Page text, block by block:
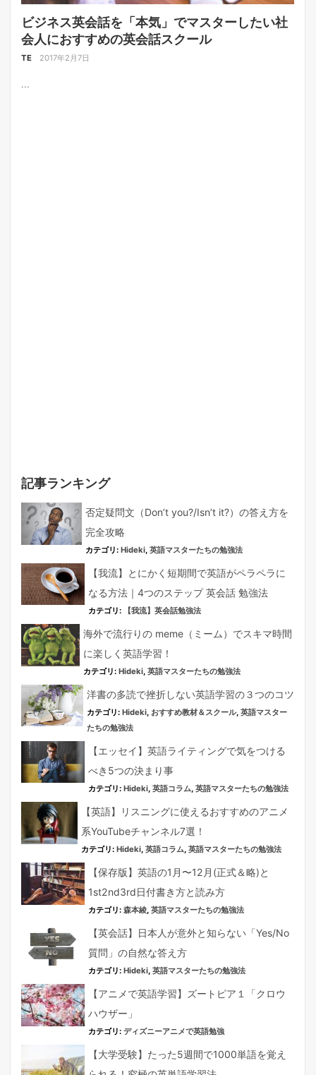
ビジネス英会話を「本気」でマスターしたい社
会人におすすめの英会話スクール
TE 2017年2月7日
...
記事ランキング
否定疑問文（Don’t you?/Isn’t it?）の答え方を
完全攻略
カテゴリ: Hideki, 英語マスターたちの勉強法
【我流】とにかく短期間で英語がペラペラに
なる方法｜4つのステップ 英会話 勉強法
カテゴリ: 【我流】英会話勉強法
海外で流行りの meme（ミーム）でスキマ時間
に楽しく英語学習！
カテゴリ: Hideki, 英語マスターたちの勉強法
洋書の多読で挫折しない英語学習の３つのコツ
カテゴリ: Hideki, おすすめ教材＆スクール, 英語マスター
たちの勉強法
【エッセイ】英語ライティングで気をつける
べき5つの決まり事
カテゴリ: Hideki, 英語コラム, 英語マスターたちの勉強法
【英語】リスニングに使えるおすすめのアニメ
系YouTubeチャンネル7選！
カテゴリ: Hideki, 英語コラム, 英語マスターたちの勉強法
【保存版】英語の1月〜12月(正式＆略)と
1st2nd3rd日付書き方と読み方
カテゴリ: 森本綾, 英語マスターたちの勉強法
【英会話】日本人が意外と知らない「Yes/No
質問」の自然な答え方
カテゴリ: Hideki, 英語マスターたちの勉強法
【アニメで英語学習】ズートピア１「クロウ
ハウザー」
カテゴリ: ディズニーアニメで英語勉強
【大学受験】たった5週間で1000単語を覚え